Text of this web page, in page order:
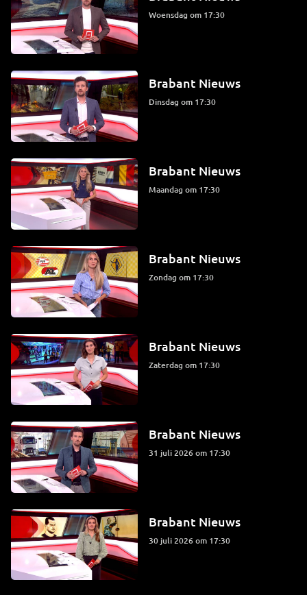
woensdag om 17:30
Brabant Nieuws
dinsdag om 17:30
Brabant Nieuws
maandag om 17:30
Brabant Nieuws
zondag om 17:30
Brabant Nieuws
zaterdag om 17:30
Brabant Nieuws
31 juli 2026 om 17:30
Brabant Nieuws
30 juli 2026 om 17:30